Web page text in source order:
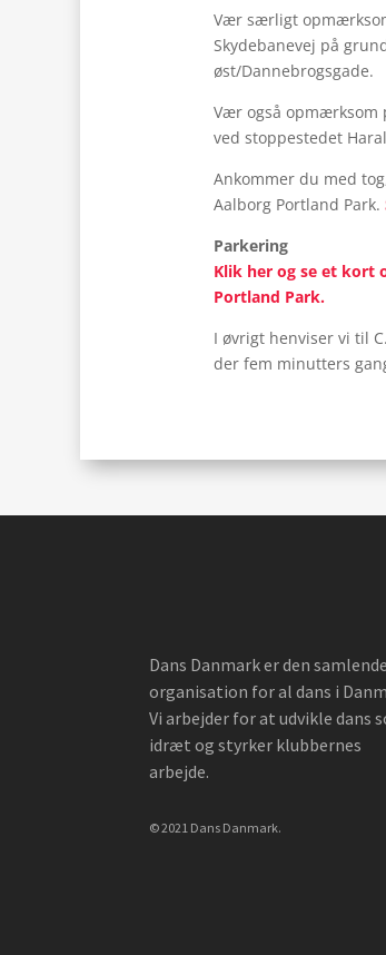
Vær særligt
Skydebanevej på
øst/Dannebrogsgade.
Vær også opmærksom
ved stoppestedet
Ankommer du med
Aalborg Portland Park.
Parkering
Klik her og se et kort
Portland Park.
I øvrigt henviser vi til
der fem minutters
Dans Danmark er den samlende
organisation for al dans i
Vi arbejder for at udvikle dans
idræt og styrker klubbernes
arbejde.
© 2021 Dans Danmark.